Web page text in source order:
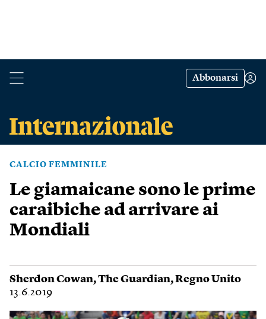
Abbonarsi
CALCIO FEMMINILE
Le giamaicane sono le prime
caraibiche ad arrivare ai
Mondiali
Sherdon Cowan,The Guardian,Regno Unito
13.6.2019